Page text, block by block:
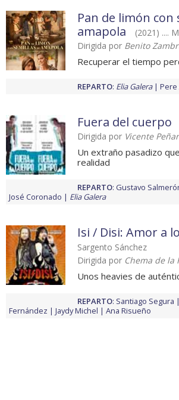
Pan de limón con
amapola
(2021) ....
Dirigida por Benito
Recuperar el tiempo
REPARTO: Elia Galera Pere
Fuera del cuerpo
Dirigida por Vicente
Un extraño pasadizo
realidad
REPARTO: Gustavo
José Coronado
Elia Galera
Isi / Disi: Amor a
Sargento Sánchez
Dirigida por Chema de la
Unos heavies de
REPARTO: Santiago Segura
Fernández
Jaydy Michel Ana Risueño